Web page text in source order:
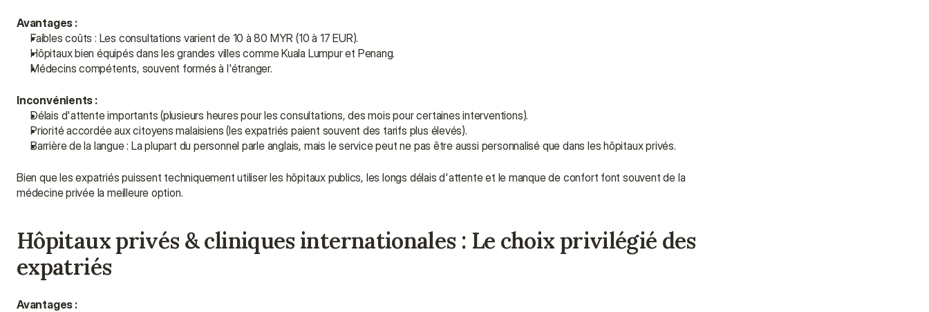
Avantages :
Faibles coûts : Les consultations varient de 10 à 80 MYR (10 à 17 EUR).
Hôpitaux bien équipés dans les grandes villes comme Kuala Lumpur et Penang.
Médecins compétents, souvent formés à l'étranger.
Inconvénients :
Délais d'attente importants (plusieurs heures pour les consultations, des mois pour certaines interventions).
Priorité accordée aux citoyens malaisiens (les expatriés paient souvent des tarifs plus élevés).
Barrière de la langue : La plupart du personnel parle anglais, mais le service peut ne pas être aussi personnalisé que dans les hôpitaux privés.
Bien que les expatriés puissent techniquement utiliser les hôpitaux publics, les longs délais d'attente et le manque de confort font souvent de la
médecine privée la meilleure option.
Hôpitaux privés & cliniques internationales : Le choix privilégié des
expatriés
Avantages :